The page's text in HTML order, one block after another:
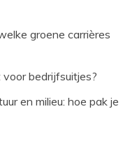
groene carrières
bedrijfsuitjes?
en milieu: hoe pak je